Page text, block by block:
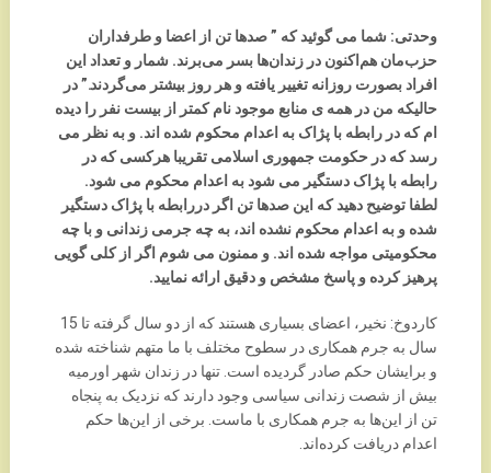
وحدتی: شما می گوئید که ” صدها تن از اعضا و طرفداران
حزب‌مان هم‌اکنون در زندان‌ها بسر می‌برند. شمار و تعداد این
افراد بصورت روزانه تغییر یافته و هر روز بیشتر می‌گردند.” در
حالیکه من در همه ی منابع موجود نام کمتر از بیست نفر را دیده
ام که در رابطه با پژاک به اعدام محکوم شده اند. و به نظر می
رسد که در حکومت جمهوری اسلامی تقریبا هرکسی که در
رابطه با پژاک دستگیر می شود به اعدام محکوم می شود.
لطفا توضیح دهید که این صدها تن اگر دررابطه با پژاک دستگیر
شده و به اعدام محکوم نشده اند، به چه جرمی زندانی و با چه
محکومیتی مواجه شده اند. و ممنون می شوم اگر از کلی گویی
پرهیز کرده و پاسخ مشخص و دقیق ارائه نمایید.
کاردوخ: نخیر، اعضای بسیاری هستند که از دو سال گرفته تا 15
سال به جرم همکاری در سطوح مختلف با ما متهم شناخته شده
و برایشان حکم صادر گردیده است. تنها در زندان شهر اورمیه
بیش از شصت زندانی سیاسی وجود دارند که نزدیک به پنجاه
تن از این‌ها به جرم همکاری با ماست. برخی از این‌ها حکم
اعدام دریافت کرده‌اند.